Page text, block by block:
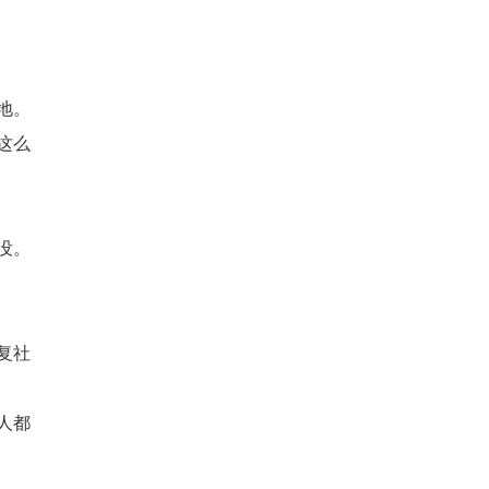
。
么
。
社
都